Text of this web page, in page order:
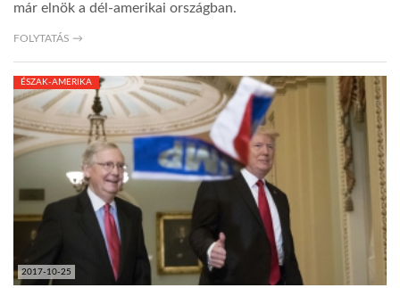
már elnök a dél-amerikai országban.
FOLYTATÁS →
2017-10-25
ÉSZAK-AMERIKA